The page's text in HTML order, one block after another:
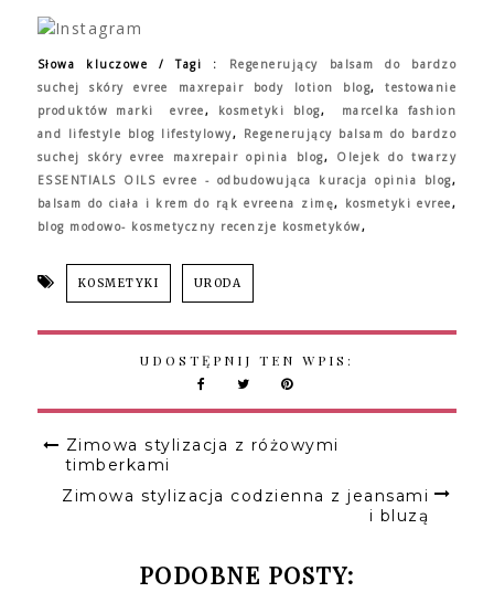
Słowa kluczowe / Tagi : Regenerujący balsam do bardzo
suchej skóry evree maxrepair body lotion blog,testowanie
produktów marki
evree, kosmetyki blog, marcelka fashion
and lifestyle blog lifestylowy, Regenerujący balsam do bardzo
suchej skóry evree maxrepair opinia blog, Olejek do twarzy
ESSENTIALS OILS evree - odbudowująca kuracja opinia blog,
balsam do ciała i krem do rąk evreena zimę, kosmetyki evree,
blog modowo- kosmetyczny recenzje kosmetyków,
KOSMETYKI URODA
UDOSTĘPNIJ TEN WPIS:
Zimowa stylizacja z różowymi
timberkami
Zimowa stylizacja codzienna z jeansami
i bluzą
PODOBNE POSTY: